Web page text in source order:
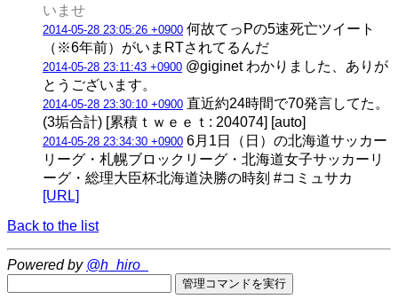
いませ
2014-05-28 23:05:26 +0900 何故てっPの5速死亡ツイート
（※6年前）がいまRTされてるんだ
2014-05-28 23:11:43 +0900 @giginet わかりました、ありが
とうございます。
2014-05-28 23:30:10 +0900 直近約24時間で70発言してた。
(3垢合計) [累積ｔｗｅｅｔ: 204074] [auto]
2014-05-28 23:34:30 +0900 6月1日（日）の北海道サッカー
リーグ・札幌ブロックリーグ・北海道女子サッカーリ
ーグ・総理大臣杯北海道決勝の時刻 #コミュサカ
[URL]
Back to the list
Powered by @h_hiro_